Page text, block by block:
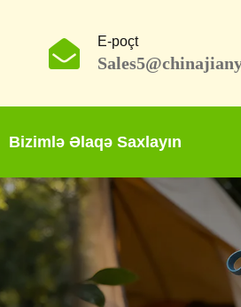
E-poçt
Bizimlə Əlaqə Saxlayın